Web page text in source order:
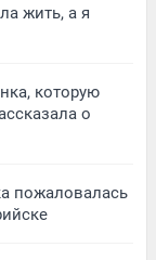
жить, а я
которую
о
пожаловалась